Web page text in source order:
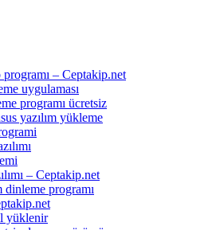
– Ceptakip.net
uygulaması
programı ücretsiz
yazılım yükleme
– Ceptakip.net
programı
yüklenir